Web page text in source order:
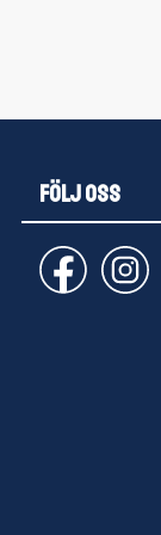
FÖLJ OSS